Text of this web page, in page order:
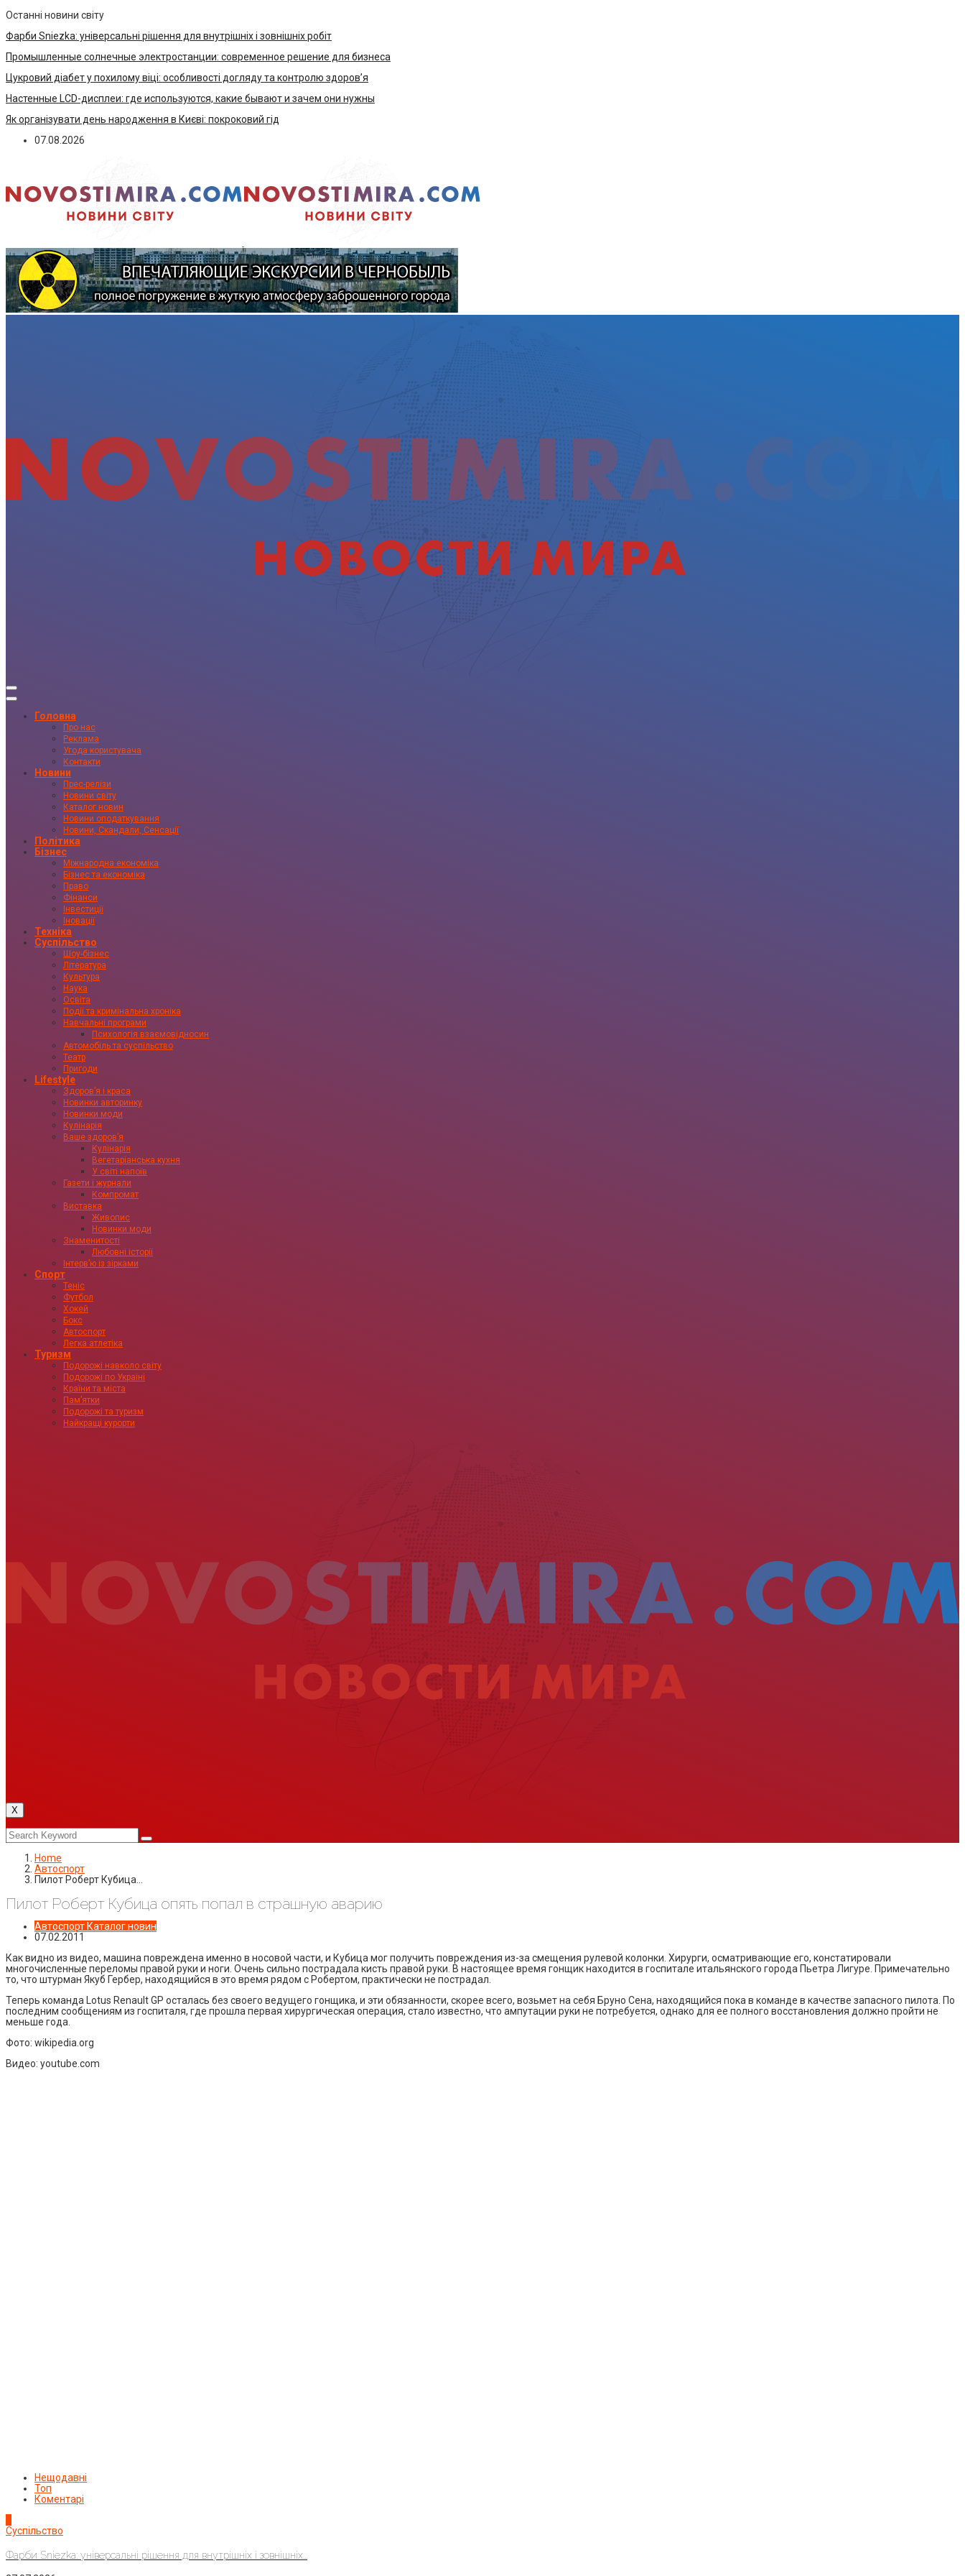
Останні новини світу
Фарби Sniezka: універсальні рішення для внутрішніх і зовнішніх робіт
Промышленные солнечные электростанции: современное решение для бизнеса
Цукровий діабет у похилому віці: особливості догляду та контролю здоров’я
Настенные LCD-дисплеи: где используются, какие бывают и зачем они нужны
Як організувати день народження в Києві: покроковий гід
07.08.2026
Головна
Про нас
Реклама
Угода користувача
Контакти
Новини
Прес-релізи
Новини світу
Каталог новин
Новини оподаткування
Новини, Скандали, Сенсації
Політика
Бізнес
Міжнародна економіка
Бізнес та економіка
Право
Фінанси
Інвестиції
Іновації
Техніка
Суспільство
Шоу-бізнес
Література
Культура
Наука
Освіта
Події та кримінальна хроніка
Навчальні програми
Психологія взаємовідносин
Автомобіль та суспільство
Театр
Пригоди
Lifestyle
Здоровʼя і краса
Новинки авторинку
Новинки моди
Кулінарія
Ваше здоровʼя
Кулінарія
Вегетаріанська кухня
У світі напоїв
Газети і журнали
Компромат
Виставка
Живопис
Новинки моди
Знаменитості
Любовні історії
Інтервʼю із зірками
Спорт
Теніс
Футбол
Хокей
Бокс
Автоспорт
Легка атлетіка
Туризм
Подорожі навколо світу
Подорожі по Україні
Країни та міста
Пам’ятки
Подорожі та туризм
Найкращі курорти
X
Home
Автоспорт
Пилот Роберт Кубица…
Пилот Роберт Кубица опять попал в страшную аварию
Автоспорт Каталог новин
07.02.2011
Как видно из видео, машина повреждена именно в носовой части, и Кубица мог получить повреждения из-за смещения рулевой колонки. Хирурги, осматривающие его, констатировали
многочисленные переломы правой руки и ноги. Очень сильно пострадала кисть правой руки. В настоящее время гонщик находится в госпитале итальянского города Пьетра Лигуре. Примечательно
то, что штурман Якуб Гербер, находящийся в это время рядом с Робертом, практически не пострадал.
Теперь команда Lotus Renault GP осталась без своего ведущего гонщика, и эти обязанности, скорее всего, возьмет на себя Бруно Сена, находящийся пока в команде в качестве запасного пилота. По
последним сообщениям из госпиталя, где прошла первая хирургическая операция, стало известно, что ампутации руки не потребуется, однако для ее полного восстановления должно пройти не
меньше года.
Фото: wikipedia.org
Видео: youtube.com
Нещодавні
Топ
Коментарі
Суспільство
Фарби Sniezka: універсальні рішення для внутрішніх і зовнішніх...